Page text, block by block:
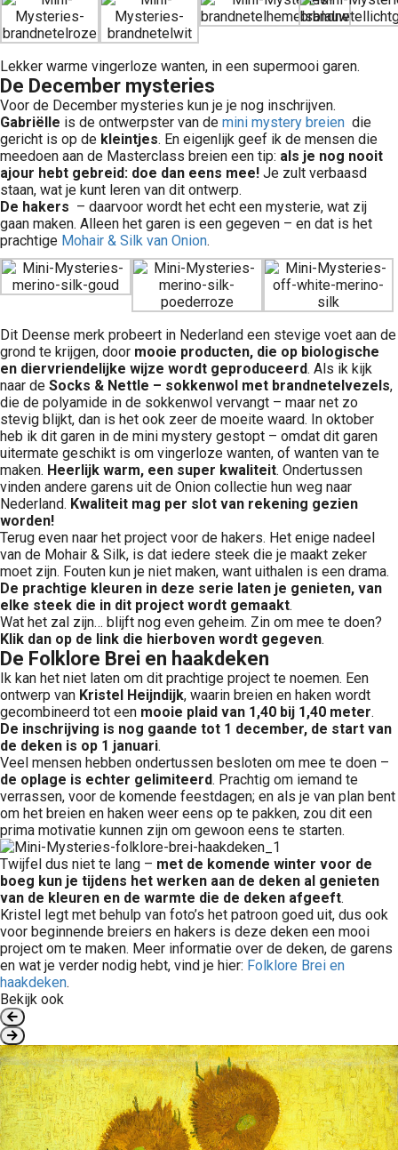
Lekker warme vingerloze wanten, in een supermooi garen.
De December mysteries
Voor de December mysteries kun je je nog inschrijven.
Gabriëlle is de ontwerpster van de mini mystery breien die
gericht is op de kleintjes. En eigenlijk geef ik de mensen die
meedoen aan de Masterclass breien een tip: als je nog nooit
ajour hebt gebreid: doe dan eens mee! Je zult verbaasd
staan, wat je kunt leren van dit ontwerp.
De hakers – daarvoor wordt het echt een mysterie, wat zij
gaan maken. Alleen het garen is een gegeven – en dat is het
prachtige Mohair & Silk van Onion.
Dit Deense merk probeert in Nederland een stevige voet aan de
grond te krijgen, door mooie producten, die op biologische
en diervriendelijke wijze wordt geproduceerd. Als ik kijk
naar de Socks & Nettle – sokkenwol met brandnetelvezels,
die de polyamide in de sokkenwol vervangt – maar net zo
stevig blijkt, dan is het ook zeer de moeite waard. In oktober
heb ik dit garen in de mini mystery gestopt – omdat dit garen
uitermate geschikt is om vingerloze wanten, of wanten van te
maken. Heerlijk warm, een super kwaliteit. Ondertussen
vinden andere garens uit de Onion collectie hun weg naar
Nederland. Kwaliteit mag per slot van rekening gezien
worden!
Terug even naar het project voor de hakers. Het enige nadeel
van de Mohair & Silk, is dat iedere steek die je maakt zeker
moet zijn. Fouten kun je niet maken, want uithalen is een drama.
De prachtige kleuren in deze serie laten je genieten, van
elke steek die in dit project wordt gemaakt.
Wat het zal zijn… blijft nog even geheim. Zin om mee te doen?
Klik dan op de link die hierboven wordt gegeven.
De Folklore Brei en haakdeken
Ik kan het niet laten om dit prachtige project te noemen. Een
ontwerp van Kristel Heijndijk, waarin breien en haken wordt
gecombineerd tot een mooie plaid van 1,40 bij 1,40 meter.
De inschrijving is nog gaande tot 1 december, de start van
de deken is op 1 januari.
Veel mensen hebben ondertussen besloten om mee te doen –
de oplage is echter gelimiteerd. Prachtig om iemand te
verrassen, voor de komende feestdagen; en als je van plan bent
om het breien en haken weer eens op te pakken, zou dit een
prima motivatie kunnen zijn om gewoon eens te starten.
Twijfel dus niet te lang – met de komende winter voor de
boeg kun je tijdens het werken aan de deken al genieten
van de kleuren en de warmte die de deken afgeeft.
Kristel legt met behulp van foto’s het patroon goed uit, dus ook
voor beginnende breiers en hakers is deze deken een mooi
project om te maken. Meer informatie over de deken, de garens
en wat je verder nodig hebt, vind je hier: Folklore Brei en
haakdeken.
Bekijk ook